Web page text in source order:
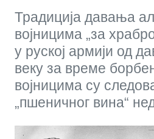
Традиција давања
војницима „за
у руској армији од
веку за време
војницима су
„пшеничног вина“